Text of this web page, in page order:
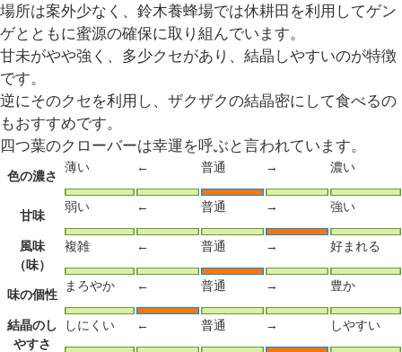
場所は案外少なく、鈴木養蜂場では休耕田を利用してゲン
ゲとともに蜜源の確保に取り組んでいます。
甘未がやや強く、多少クセがあり、結晶しやすいのが特徴
です。
逆にそのクセを利用し、ザクザクの結晶密にして食べるの
もおすすめです。
四つ葉のクローバーは幸運を呼ぶと言われています。
色の濃さ
薄い ← 普通 → 濃い
甘味
弱い ← 普通 → 強い
風味
（味）
複雑 ← 普通 → 好まれる
味の個性
まろやか ← 普通 → 豊か
結晶のし
やすさ
しにくい ← 普通 → しやすい